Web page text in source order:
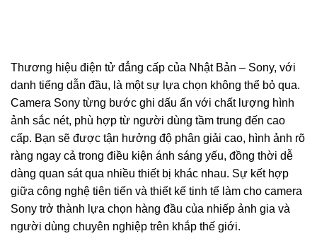
Thương hiệu điện tử đẳng cấp của Nhật Bản – Sony, với
danh tiếng dẫn đầu, là một sự lựa chọn không thể bỏ qua.
Camera Sony từng bước ghi dấu ấn với chất lượng hình
ảnh sắc nét, phù hợp từ người dùng tầm trung đến cao
cấp. Bạn sẽ được tận hưởng độ phân giải cao, hình ảnh rõ
ràng ngay cả trong điều kiện ánh sáng yếu, đồng thời dễ
dàng quan sát qua nhiều thiết bị khác nhau. Sự kết hợp
giữa công nghệ tiên tiến và thiết kế tinh tế làm cho camera
Sony trở thành lựa chọn hàng đầu của nhiếp ảnh gia và
người dùng chuyên nghiệp trên khắp thế giới.